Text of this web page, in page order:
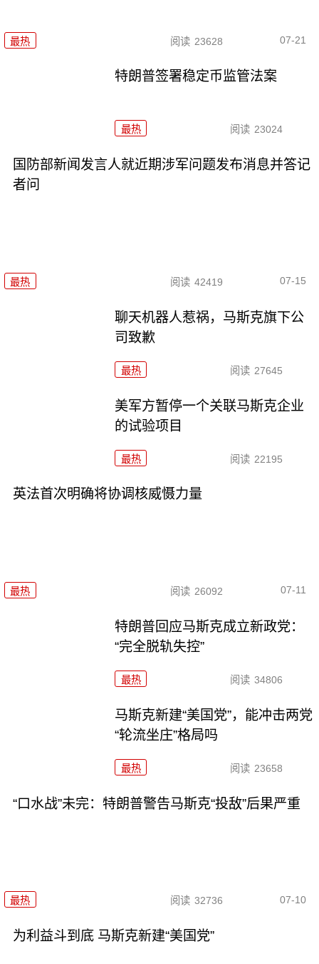
最热 阅读 23628 07-21
特朗普签署稳定币监管法案
最热 阅读 23024
国防部新闻发言人就近期涉军问题发布消息并答记
者问
最热 阅读 42419 07-15
聊天机器人惹祸，马斯克旗下公
司致歉
最热 阅读 27645
美军方暂停一个关联马斯克企业
的试验项目
最热 阅读 22195
英法首次明确将协调核威慑力量
最热 阅读 26092 07-11
特朗普回应马斯克成立新政党：
“完全脱轨失控”
最热 阅读 34806
马斯克新建“美国党”，能冲击两党
“轮流坐庄”格局吗
最热 阅读 23658
“口水战”未完：特朗普警告马斯克“投敌”后果严重
最热 阅读 32736 07-10
为利益斗到底 马斯克新建“美国党”